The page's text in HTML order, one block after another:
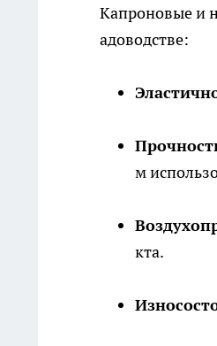
Капроновые и
адоводстве:
м
кта.